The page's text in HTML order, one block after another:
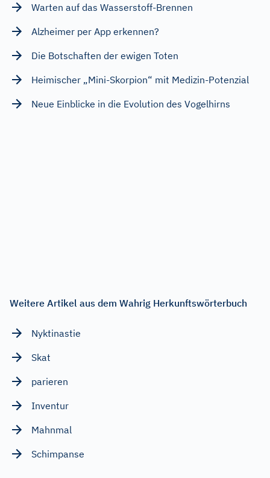
Warten auf das Wasserstoff-Brennen
Alzheimer per App erkennen?
Die Botschaften der ewigen Toten
Heimischer „Mini-Skorpion“ mit Medizin-Potenzial
Neue Einblicke in die Evolution des Vogelhirns
Weitere Artikel aus dem Wahrig Herkunftswörterbuch
Nyktinastie
Skat
parieren
Inventur
Mahnmal
Schimpanse